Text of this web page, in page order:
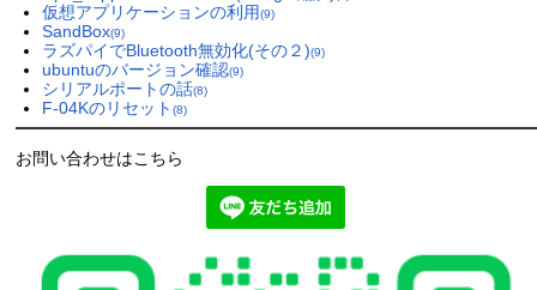
仮想アプリケーションの利用(9)
SandBox(9)
ラズパイでBluetooth無効化(その２)(9)
ubuntuのバージョン確認(9)
シリアルポートの話(8)
F-04Kのリセット (8)
お問い合わせはこちら